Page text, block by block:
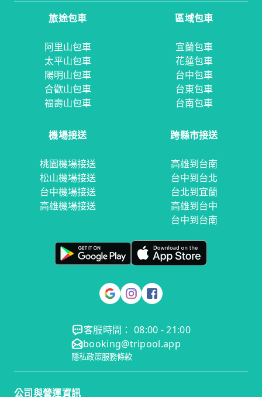
旅途包車
阿里山包車
太平山包車
陽明山包車
合歡山包車
福壽山包車
區域包車
宜蘭包車
花蓮包車
台中包車
台東包車
台南包車
機場接送
桃園機場接送
松山機場接送
台中機場接送
高雄機場接送
跨縣市接送
高雄到台南
台中到台北
台北到宜蘭
高雄到台中
台中到台南
客服時間： 08:00 - 21:00
booking@tripool.app
隱私政策服務條款
公司與營運資訊